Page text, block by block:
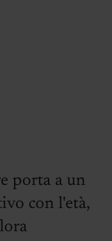
porta a un
con l'età,